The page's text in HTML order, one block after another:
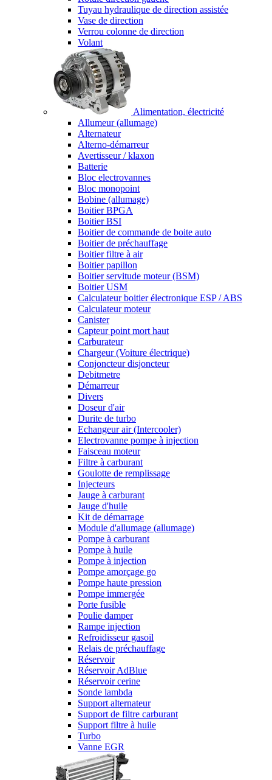
Tuyau hydraulique de direction assistée
Vase de direction
Verrou colonne de direction
Volant
Alimentation, électricité
Allumeur (allumage)
Alternateur
Alterno-démarreur
Avertisseur / klaxon
Batterie
Bloc electrovannes
Bloc monopoint
Bobine (allumage)
Boitier BPGA
Boitier BSI
Boitier de commande de boite auto
Boitier de préchauffage
Boitier filtre à air
Boitier papillon
Boitier servitude moteur (BSM)
Boitier USM
Calculateur boitier électronique ESP / ABS
Calculateur moteur
Canister
Capteur point mort haut
Carburateur
Chargeur (Voiture électrique)
Conjoncteur disjoncteur
Debitmetre
Démarreur
Divers
Doseur d'air
Durite de turbo
Echangeur air (Intercooler)
Electrovanne pompe à injection
Faisceau moteur
Filtre à carburant
Goulotte de remplissage
Injecteurs
Jauge à carburant
Jauge d'huile
Kit de démarrage
Module d'allumage (allumage)
Pompe à carburant
Pompe à huile
Pompe à injection
Pompe amorçage go
Pompe haute pression
Pompe immergée
Porte fusible
Poulie damper
Rampe injection
Refroidisseur gasoil
Relais de préchauffage
Réservoir
Réservoir AdBlue
Réservoir cerine
Sonde lambda
Support alternateur
Support de filtre carburant
Support filtre à huile
Turbo
Vanne EGR